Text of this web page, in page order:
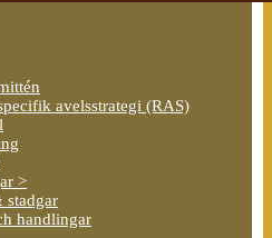
avelsstrategi (RAS)
>
stadgar
handlingar